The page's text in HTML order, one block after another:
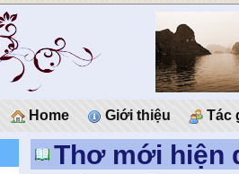
Home Giới thiệu Tác
Thơ mới hiện